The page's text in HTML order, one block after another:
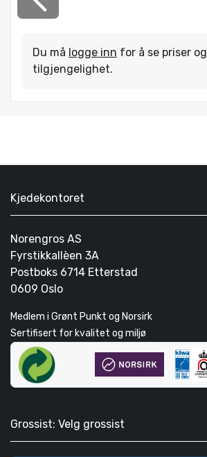
Du må logge inn for å se priser og
tilgjengelighet.
Kjedekontoret
Norengros AS
Fyrstikkallèen 3A
Postboks 6714 Etterstad
0609 Oslo
Medlem i Grønt Punkt og Norsirk
Sertifisert for kvalitet og miljø
Grossist: Velg grossist